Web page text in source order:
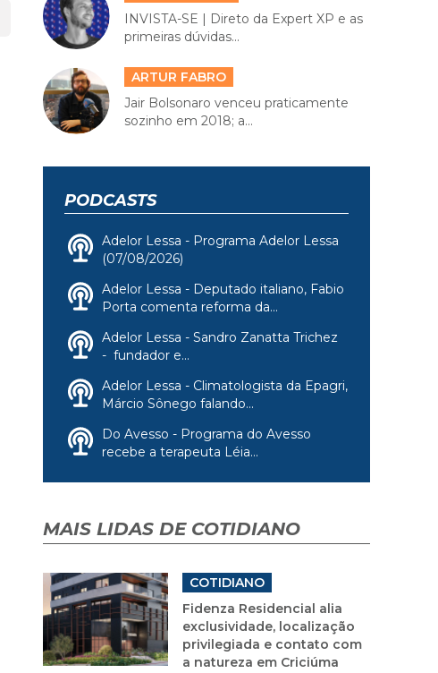
INVISTA-SE | Direto da Expert XP e as
primeiras dúvidas...
ARTUR FABRO
Jair Bolsonaro venceu praticamente
sozinho em 2018; a...
PODCASTS
Adelor Lessa - Programa Adelor Lessa
(07/08/2026)
Adelor Lessa - Deputado italiano, Fabio
Porta comenta reforma da...
Adelor Lessa - Sandro Zanatta Trichez
- fundador e...
Adelor Lessa - Climatologista da Epagri,
Márcio Sônego falando...
Do Avesso - Programa do Avesso
recebe a terapeuta Léia...
MAIS LIDAS DE COTIDIANO
COTIDIANO
Fidenza Residencial alia
exclusividade, localização
privilegiada e contato com
a natureza em Criciúma